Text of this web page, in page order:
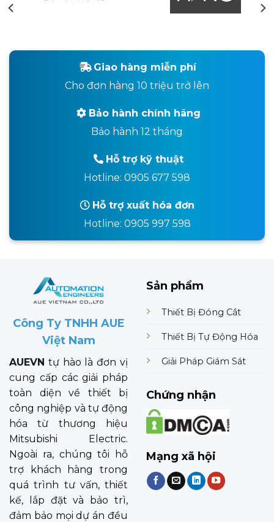
Giao hàng miễn phí
Cho đơn hàng 10 triệu trở lên
Bảo hành chính hãng
Bảo hành 12 tháng
Hỗ trợ kỹ thuật
Hotline: 0905 677 598
Hỗ trợ xuất hóa đơn
Hotline: 0905 997 598
Công Ty TNHH AUE
Việt Nam
AUEVN tự hào là đơn vị
cung cấp các giải pháp
toàn diện về thiết bị
công nghiệp và tự động
hóa từ thương hiệu
Mitsubishi Electric.
Ngoài ra, chúng tôi hỗ
trợ khách hàng trong
quá trình tư vấn, thiết
kế, lắp đặt và bảo trì,
đảm bảo mọi dự án đều
Sản phẩm
Thiết Bị Đóng Cắt
Thiết Bị Tự Động Hóa
Giải Pháp Giám Sát
Chứng nhận
Mạng xã hội